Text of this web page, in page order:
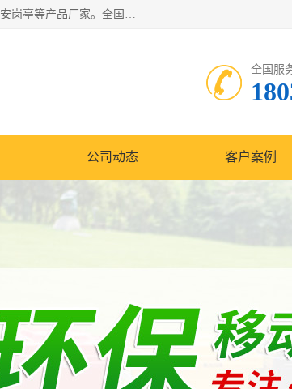
苏州多麦公共设施有限公司是一家苏州垃圾桶厂家，主营：塑料垃圾桶、分类果皮箱、户外园林椅、保安岗亭等产品厂家。全国统一热线电话：17105580222。公司组建完善的团队。设计人员，能根据客户要求，提供适合的设计方案，来满足客户的需求。
全国服
公司动态 客户案例